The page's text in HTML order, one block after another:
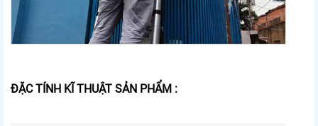
ĐẶC TÍNH KĨ THUẬT SẢN PHẨM :